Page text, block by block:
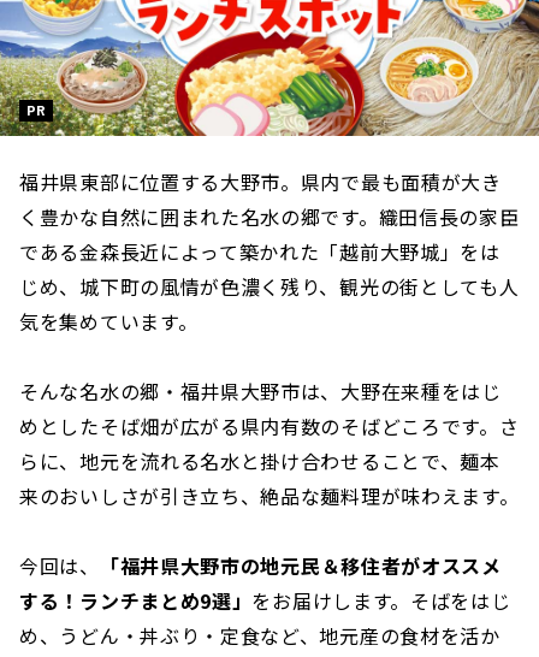
PR
福井県東部に位置する大野市。県内で最も面積が大き
く豊かな自然に囲まれた名水の郷です。織田信長の家臣
である金森長近によって築かれた「越前大野城」をは
じめ、城下町の風情が色濃く残り、観光の街としても人
気を集めています。
そんな名水の郷・福井県大野市は、大野在来種をはじ
めとしたそば畑が広がる県内有数のそばどころです。さ
らに、地元を流れる名水と掛け合わせることで、麺本
来のおいしさが引き立ち、絶品な麺料理が味わえます。
今回は、
「福井県大野市の地元民＆移住者がオススメ
する！ランチまとめ9選」 をお届けします。そばをはじ
め、うどん・丼ぶり・定食など、地元産の食材を活か